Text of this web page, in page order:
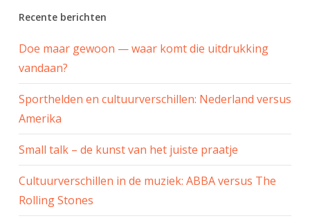
Recente berichten
Doe maar gewoon — waar komt die uitdrukking
vandaan?
Sporthelden en cultuurverschillen: Nederland versus
Amerika
Small talk – de kunst van het juiste praatje
Cultuurverschillen in de muziek: ABBA versus The
Rolling Stones